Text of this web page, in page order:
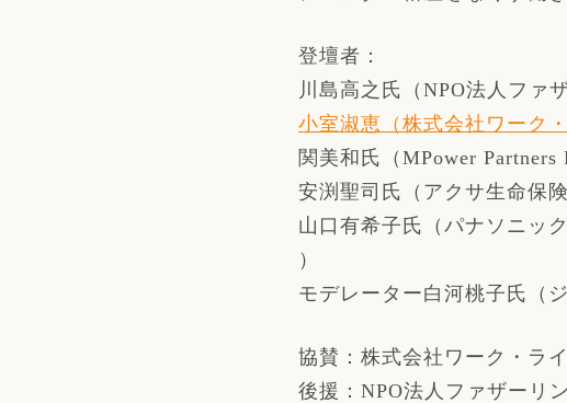
登壇者：
川島高之氏（NPO法人ファ
小室淑恵（株式会社ワーク
関美和氏（MPower Partners
安渕聖司氏（アクサ生命保
山口有希子氏（パナソニッ
）
モデレーター白河桃子氏（
協賛：株式会社ワーク・ラ
後援：NPO法人ファザーリ